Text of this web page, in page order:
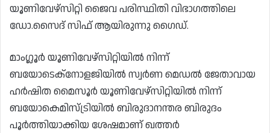
യൂണിവേഴ്‌സിറ്റി ജൈവ പരിസ്ഥിതി വിഭാഗത്തിലെ
ഡോ.സൈദ് സിഫ് ആയിരുന്നു ഗൈഡ്.
മാംഗ്ലൂർ യൂണിവേഴ്‌സിറ്റിയിൽ നിന്ന്
ബയോടെക്നോളജിയിൽ സ്വർണ മെഡൽ ജേതാവായ
ഹർഷിത മൈസൂർ യൂണിവേഴ്‌സിറ്റിയിൽ നിന്ന്
ബയോകെമിസ്ട്രിയിൽ ബിരുദാനന്തര ബിരുദം
പൂർത്തിയാക്കിയ ശേഷമാണ് ഖത്തർ